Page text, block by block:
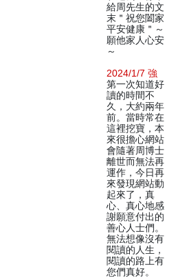
給周先生的文
末＂祝您闔家
平安健康＂～
願他家人心安
～
2024/1/7 強
第一次知道好
讀的時間不
久，大約兩年
前。當時常在
這裡挖寶，本
來很擔心網站
會隨著周博士
離世而無法再
運作，今日再
來發現網站動
起來了，真
心、真心地感
謝願意付出的
善心人士們。
無法想像沒有
閱讀的人生，
閱讀的路上有
您們真好。